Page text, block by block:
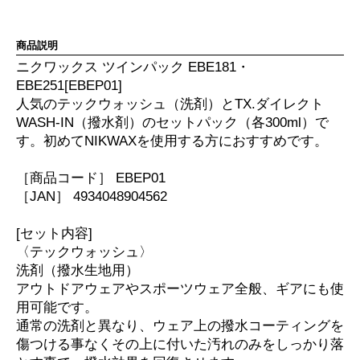
商品説明
ニクワックス ツインパック EBE181・
EBE251[EBEP01]
人気のテックウォッシュ（洗剤）とTX.ダイレクト
WASH-IN（撥水剤）のセットパック（各300ml）で
す。初めてNIKWAXを使用する方におすすめです。
［商品コード］ EBEP01
［JAN］ 4934048904562
[セット内容]
〈テックウォッシュ〉
洗剤（撥水生地用）
アウトドアウェアやスポーツウェア全般、ギアにも使
用可能です。
通常の洗剤と異なり、ウェア上の撥水コーティングを
傷つける事なくその上に付いた汚れのみをしっかり落